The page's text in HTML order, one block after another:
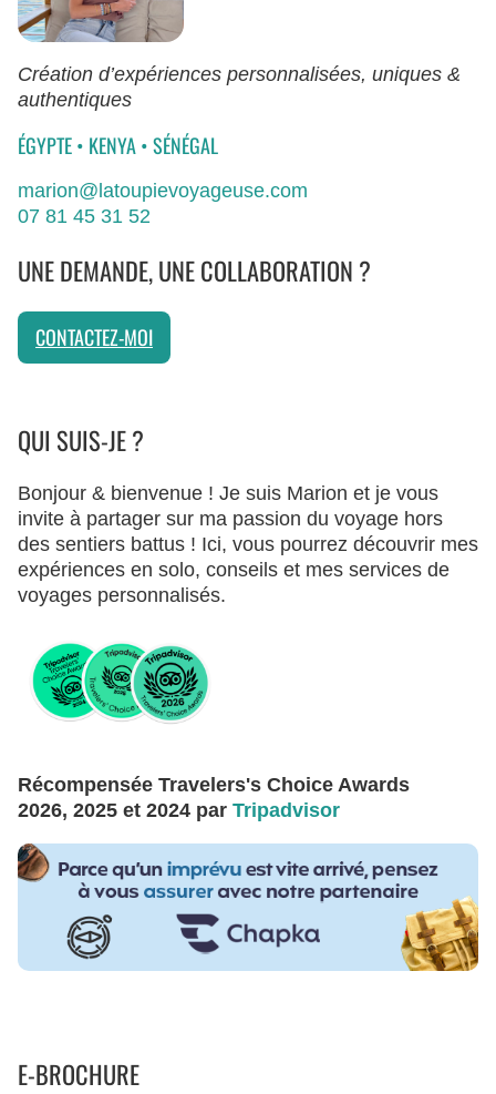
Création d’expériences personnalisées, uniques &
authentiques
ÉGYPTE• KENYA•SÉNÉGAL
marion@latoupievoyageuse.com
07 81 45 31 52
UNE DEMANDE, UNE COLLABORATION ?
CONTACTEZ-MOI
QUI SUIS-JE ?
Bonjour & bienvenue ! Je suis Marion et je vous
invite à partager sur ma passion du voyage hors
des sentiers battus ! Ici, vous pourrez découvrir mes
expériences en solo, conseils et mes services de
voyages personnalisés.
Récompensée Travelers's Choice Awards
2026, 2025 et 2024 par Tripadvisor
E-BROCHURE